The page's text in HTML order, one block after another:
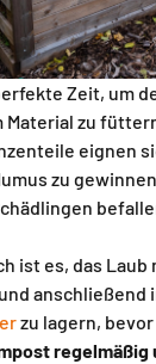
Zeit, um
zu
eignen
zu
ist es, das Laub
anschließend
zu lagern,
regelmäßig